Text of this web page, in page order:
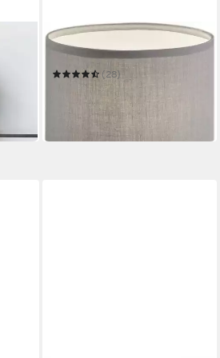
REALITY LEUCHTEN
Tischleuchte PIKE
(28)
24,22 €
in 3-4 Werktagen bei dir